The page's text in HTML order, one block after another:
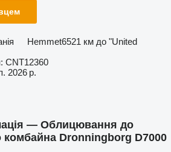
Hemmet6521 км до "United
CNT12360
2026 р.
— Облицювання до
комбайна Dronningborg D7000